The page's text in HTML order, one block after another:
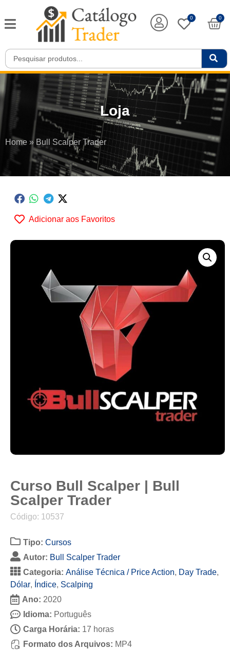
0 0
Loja
Home » Bull Scalper Trader
Adicionar aos Favoritos
Curso Bull Scalper | Bull
Scalper Trader
Código: 10537
Tipo: Cursos
Autor: Bull Scalper Trader
Categoria: Análise Técnica / Price Action, Day Trade,
Dólar, Índice, Scalping
Ano: 2020
Idioma: Português
Carga Horária: 17 horas
Formato dos Arquivos: MP4